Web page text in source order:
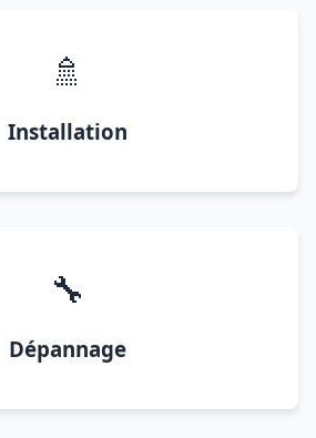
🚿
Installation
🔧
Dépannage